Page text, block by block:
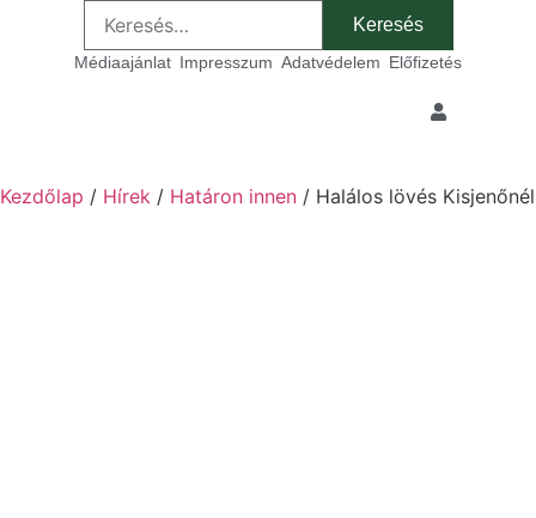
Médiaajánlat Impresszum Adatvédelem Előfizetés
Kezdőlap / Hírek / Határon innen / Halálos lövés Kisjenőnél